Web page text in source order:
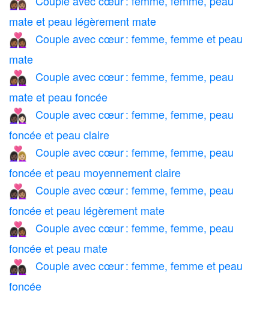
mate et peau légèrement mate
👩🏾‍❤️‍👩🏾 Couple avec cœur : femme, femme et peau
mate
👩🏾‍❤️‍👩🏿 Couple avec cœur : femme, femme, peau
mate et peau foncée
👩🏿‍❤️‍👩🏻 Couple avec cœur : femme, femme, peau
foncée et peau claire
👩🏿‍❤️‍👩🏼 Couple avec cœur : femme, femme, peau
foncée et peau moyennement claire
👩🏿‍❤️‍👩🏽 Couple avec cœur : femme, femme, peau
foncée et peau légèrement mate
👩🏿‍❤️‍👩🏾 Couple avec cœur : femme, femme, peau
foncée et peau mate
👩🏿‍❤️‍👩🏿 Couple avec cœur : femme, femme et peau
foncée